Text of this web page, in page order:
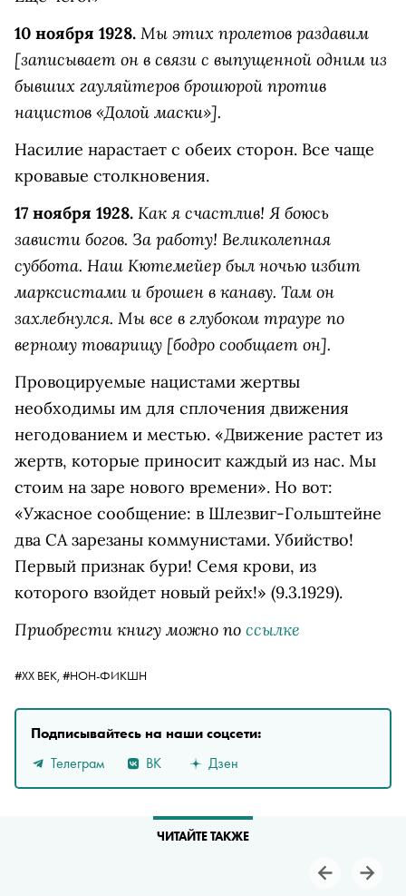
10 ноября 1928. Мы этих пролетов раздавим
[записывает он в связи с выпущенной одним из
бывших гауляйтеров брошюрой против
нацистов «Долой маски»].
Насилие нарастает с обеих сторон. Все чаще
кровавые столкновения.
17 ноября 1928. Как я счастлив! Я боюсь
зависти богов. За работу! Великолепная
суббота. Наш Кютемейер был ночью избит
марксистами и брошен в канаву. Там он
захлебнулся. Мы все в глубоком трауре по
верному товарищу [бодро сообщает он].
Провоцируемые нацистами жертвы
необходимы им для сплочения движения
негодованием и местью. «Движение растет из
жертв, которые приносит каждый из нас. Мы
стоим на заре нового времени». Но вот:
«Ужасное сообщение: в Шлезвиг-Гольштейне
два СА зарезаны коммунистами. Убийство!
Первый признак бури! Семя крови, из
которого взойдет новый рейх!» (9.3.1929).
Приобрести книгу можно по ссылке
#ХХ ВЕК, #НОН-ФИКШН
Подписывайтесь на наши соцсети:
Телеграм
ВК Дзен
ЧИТАЙТЕ ТАКЖЕ